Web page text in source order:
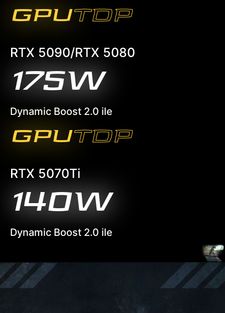
GPUTDP
RTX 5090/RTX 5080
175W
Dynamic Boost 2.0 ile
GPUTDP
RTX 5070Ti
140W
Dynamic Boost 2.0 ile